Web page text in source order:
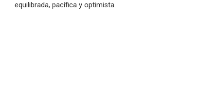
equilibrada, pacífica y optimista.